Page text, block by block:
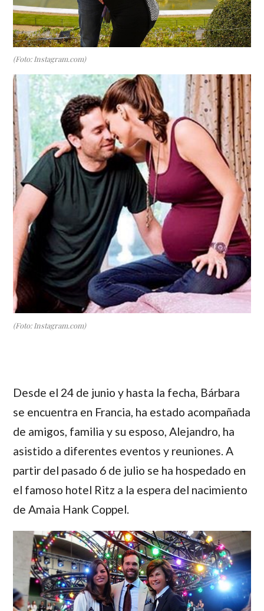
(Foto: Instagram.com)
(Foto: Instagram.com)
Desde el 24 de junio y hasta la fecha, Bárbara
se encuentra en Francia, ha estado acompañada
de amigos, familia y su esposo,Alejandro, ha
asistido a diferentes eventos y reuniones. A
partir del pasado 6 de julio se ha hospedado en
el famoso hotel Ritz a la espera del nacimiento
deAmaia Hank Coppel.